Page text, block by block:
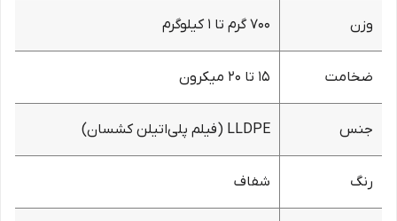
وزن ۷۰۰ گرم تا ۱ کیلوگرم
ضخامت ۱۵ تا ۲۰ میکرون
جنس LLDPE (فیلم پلی‌اتیلن کشسان)
رنگ شفاف